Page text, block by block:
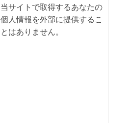
当サイトで取得するあなたの
個人情報を外部に提供するこ
とはありません。